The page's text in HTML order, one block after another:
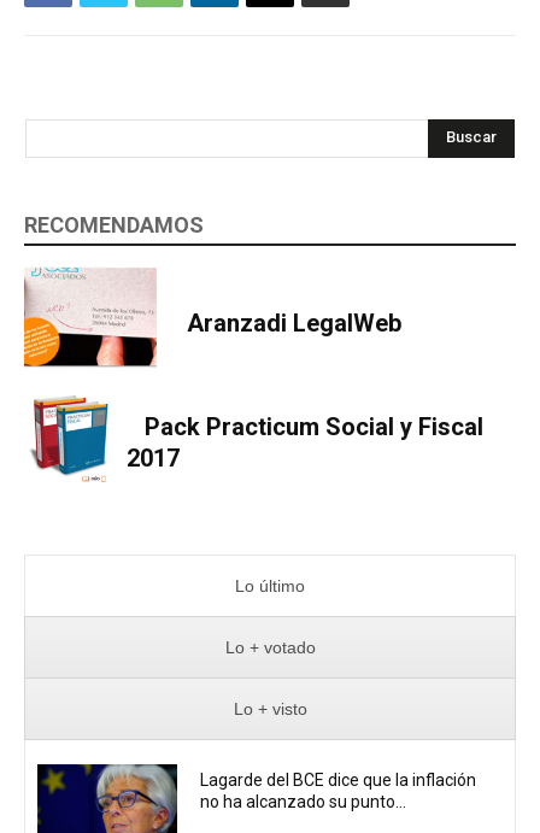
Buscar
RECOMENDAMOS
Aranzadi LegalWeb
Pack Practicum Social y Fiscal
2017
Lo último
Lo + votado
Lo + visto
Lagarde del BCE dice que la inflación
no ha alcanzado su punto...